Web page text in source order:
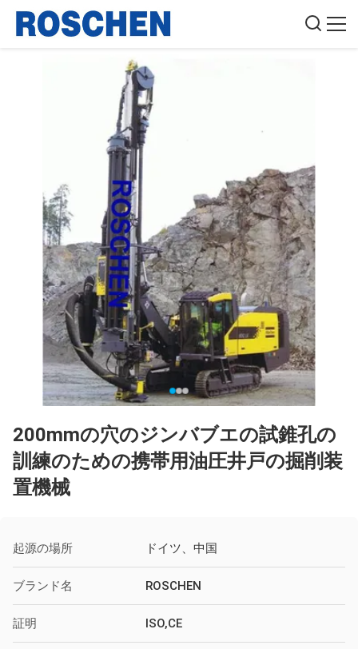
200mmの穴のジンバブエの試錐孔の
訓練のための携帯用油圧井戸の掘削装
置機械
起源の場所 ドイツ、中国
ブランド名 ROSCHEN
証明 ISO,CE